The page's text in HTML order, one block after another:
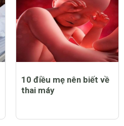
10 điều mẹ nên biết về
thai máy